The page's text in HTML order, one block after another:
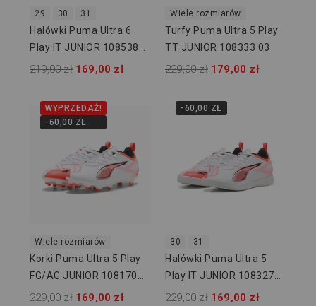
29 30 31
Halówki Puma Ultra 6
Play IT JUNIOR 108538
01
219,00 zł 169,00 zł
Wiele rozmiarów
Turfy Puma Ultra 5 Play
TT JUNIOR 108333 03
229,00 zł 179,00 zł
WYPRZEDAŻ!
-60,00 ZŁ
Wiele rozmiarów
Korki Puma Ultra 5 Play
FG/AG JUNIOR 108170
01
229,00 zł 169,00 zł
-60,00 ZŁ
30 31
Halówki Puma Ultra 5
Play IT JUNIOR 108327
01
229,00 zł 169,00 zł